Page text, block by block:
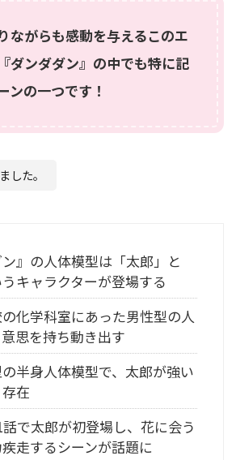
ながらも感動を与えるこのエ
ダンダダン』の中でも特に記
ンの一つです！
した。
ン』の人体模型は「太郎」と
うキャラクターが登場する
化学科室にあった男性型の人
思を持ち動き出す
半身人体模型で、太郎が強い
在
で太郎が初登場し、花に会う
走するシーンが話題に